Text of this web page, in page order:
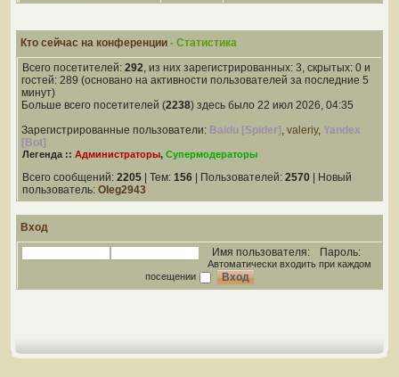
Кто сейчас на конференции - Статистика
Всего посетителей: 292, из них зарегистрированных: 3, скрытых: 0 и
гостей: 289 (основано на активности пользователей за последние 5
минут)
Больше всего посетителей (2238) здесь было 22 июл 2026, 04:35
Зарегистрированные пользователи: Baidu [Spider] , valeriy, Yandex
[Bot]
Легенда :: Администраторы, Супермодераторы
Всего сообщений: 2205 | Тем: 156 | Пользователей: 2570 | Новый
пользователь: Oleg2943
Вход
Имя пользователя:
Пароль:
Автоматически входить при каждом
посещении